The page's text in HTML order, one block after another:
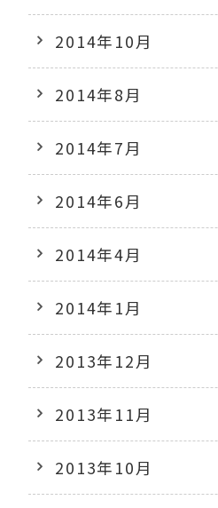
2014年10月
2014年8月
2014年7月
2014年6月
2014年4月
2014年1月
2013年12月
2013年11月
2013年10月